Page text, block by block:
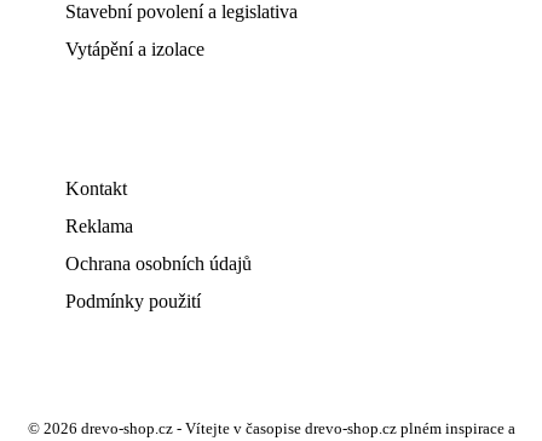
Stavební povolení a legislativa
Vytápění a izolace
Kontakt
Reklama
Ochrana osobních údajů
Podmínky použití
© 2026 drevo-shop.cz - Vítejte v časopise drevo-shop.cz plném inspirace a